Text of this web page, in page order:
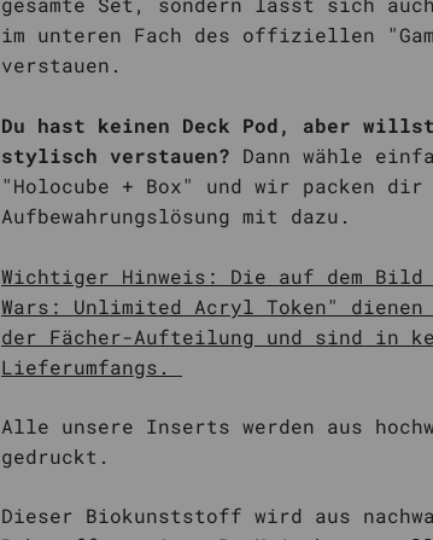
im unteren Fach des offiziellen
verstauen.
Du hast keinen Deck Pod, aber
stylisch verstauen? Dann wähle
"Holocube + Box" und wir packen
Aufbewahrungslösung mit dazu.
Wichtiger Hinweis: Die auf dem Bild
Wars: Unlimited Acryl Token" dienen
der Fächer-Aufteilung und sind in
Lieferumfangs.
Alle unsere Inserts werden aus
gedruckt.
Dieser Biokunststoff wird aus